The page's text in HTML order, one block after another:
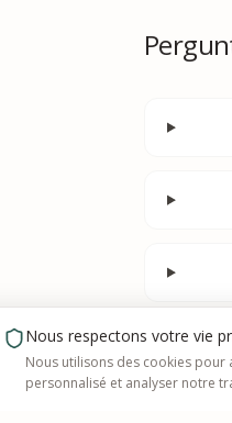
Nous respectons votre vie
Nous utilisons des cookies
personnalisé et analyser notre